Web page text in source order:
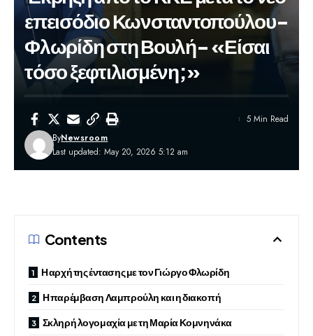
επεισόδιο Κωνσταντοπούλου-
Φλωρίδη στη Βουλή- «Είσαι
τόσο ξεφτιλισμένη;»
Last updated: May 20, 2026 5:12 am
ByNewsroom
5 Min Read
Contents
Η αρχή της έντασης με τον Γιώργο Φλωρίδη
Η παρέμβαση Λαμπρούλη και η διακοπή
Σκληρή λογομαχία με τη Μαρία Κομνηνάκα